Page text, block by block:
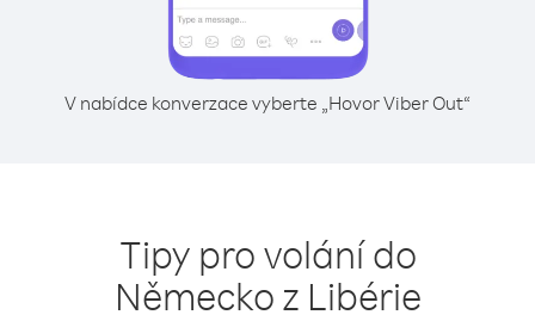
V nabídce konverzace vyberte „Hovor Viber Out“
Tipy pro volání do
Německo z Libérie